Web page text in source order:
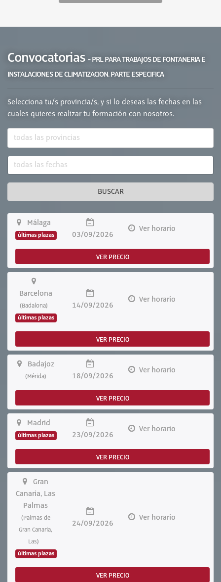
Convocatorias - PRL PARA TRABAJOS DE FONTANERIA E
INSTALACIONES DE CLIMATIZACION. PARTE ESPECIFICA
Selecciona tu/s provincia/s, y si lo deseas las fechas en las
cuales quieres realizar tu formación con nosotros.
BUSCAR
Málaga
últimas plazas 03/09/2026
Ver horario
VER PRECIO
Barcelona
(Badalona)
últimas plazas
14/09/2026
Ver horario
VER PRECIO
Badajoz
(Mérida) 18/09/2026
Ver horario
VER PRECIO
Madrid
últimas plazas 23/09/2026
Ver horario
VER PRECIO
Gran
Canaria, Las
Palmas
(Palmas de
Gran Canaria,
Las)
últimas plazas
24/09/2026
Ver horario
VER PRECIO